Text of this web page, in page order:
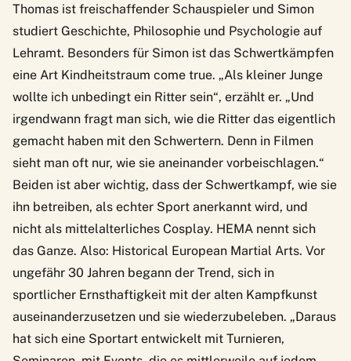
Thomas ist freischaffender Schauspieler und Simon
studiert Geschichte, Philosophie und Psychologie auf
Lehramt. Besonders für Simon ist das Schwertkämpfen
eine Art Kindheitstraum come true. „Als kleiner Junge
wollte ich unbedingt ein Ritter sein“, erzählt er. „Und
irgendwann fragt man sich, wie die Ritter das eigentlich
gemacht haben mit den Schwertern. Denn in Filmen
sieht man oft nur, wie sie aneinander vorbeischlagen.“
Beiden ist aber wichtig, dass der Schwertkampf, wie sie
ihn betreiben, als echter Sport anerkannt wird, und
nicht als mittelalterliches Cosplay. HEMA nennt sich
das Ganze. Also: Historical European Martial Arts. Vor
ungefähr 30 Jahren begann der Trend, sich in
sportlicher Ernsthaftigkeit mit der alten Kampfkunst
auseinanderzusetzen und sie wiederzubeleben. „Daraus
hat sich eine Sportart entwickelt mit Turnieren,